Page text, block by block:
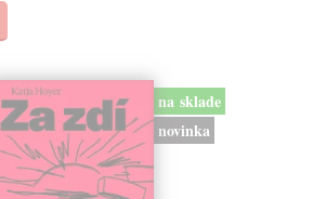
na sklade
novinka